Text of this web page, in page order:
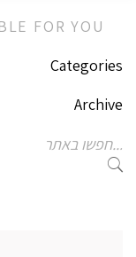
FOR YOU
Categories
Archive